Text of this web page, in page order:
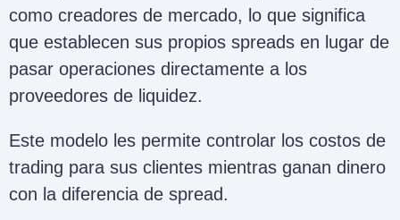
como creadores de mercado, lo que significa
que establecen sus propios spreads en lugar de
pasar operaciones directamente a los
proveedores de liquidez.
Este modelo les permite controlar los costos de
trading para sus clientes mientras ganan dinero
con la diferencia de spread.